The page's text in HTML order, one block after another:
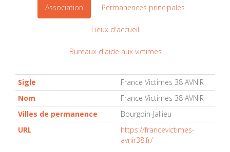
Association Permanences principales
Lieux d'accueil
Bureaux d'aide aux victimes
Sigle
France Victimes 38 AVNIR
Nom
France Victimes 38 AVNIR
Villes de permanence
Bourgoin-Jallieu
URL
https://francevictimes-
avnir38.fr/